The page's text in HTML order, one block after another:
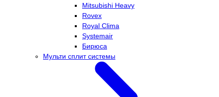
Mitsubishi Heavy
Rovex
Royal Clima
Systemair
Бирюса
Мульти сплит системы